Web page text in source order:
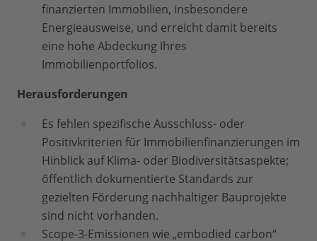
finanzierten Immobilien, insbesondere
Energieausweise, und erreicht damit bereits
eine hohe Abdeckung Ihres
Immobilienportfolios.
Herausforderungen
Es fehlen spezifische Ausschluss- oder
Positivkriterien für Immobilienfinanzierungen im
Hinblick auf Klima- oder Biodiversitätsaspekte;
öffentlich dokumentierte Standards zur
gezielten Förderung nachhaltiger Bauprojekte
sind nicht vorhanden.
Scope-3-Emissionen wie „embodied carbon“